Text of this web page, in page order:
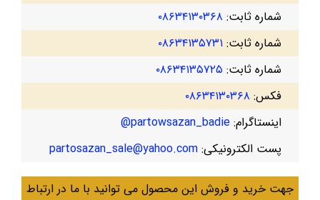
شماره ثابت: ۰۸۶۳۴۱۳۰۳۶۸
شماره ثابت: ۰۸۶۳۴۱۳۵۷۳۱
شماره ثابت: ۰۸۶۳۴۱۳۵۷۲۵
فکس: ۰۸۶۳۴۱۳۰۳۶۸
اینستاگرام: partowsazan_badie@
پست الکترونیکی: partosazan_sale@yahoo.com
جهت خرید و فروش این محصول می توانید با ما در ارتباط